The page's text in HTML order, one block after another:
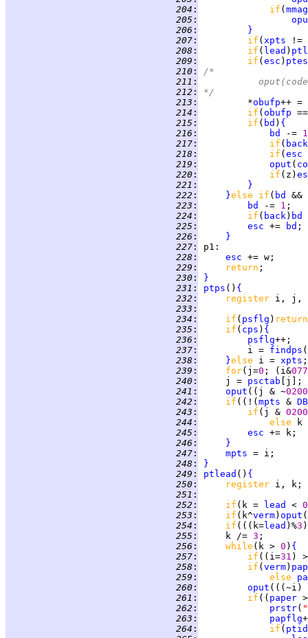
204 : if ( mmag
205 :
206 :
}
207 : if ( xpts !=
208 : if ( lead )
209 : if ( esc )
210 :
/*
211 :
212 :
*/
213 :
         *
obufp++ =
214 : if ( obufp
215 : if ( bd ) {
216 : bd -= 1
217 : if ( back
218 : if ( esc
219 : oput (
220 : if (z)
221 :
}
222 : }else if ( bd
223 : bd -= 1
224 : if ( back ) bd
225 : esc += bd
226 :
}
227 : p1
228 : esc
229 : return
230 :
}
231 : ptps () {
232 :
register
233 :
234 : if ( psflg ) return
235 : if ( cps ) {
236 : psflg
237 :
         i =
findps (
238 : }else i = xpts
239 : for(j=0 ; (i&077
240 :
     j =
psctab
241 : oput ((j & ~0200
242 : if ((!( mpts &
243 : if (j & 0200
244 : else
k
245 : esc
246 :
}
247 : mpts
248 :
}
249 : ptlead () {
250 : register
251 :
252 : if (k = lead < 0
253 : if (k^verm) oput (
254 : if (((k=lead )%3
255 :
     k /=
3
256 : while (k > 0 ) {
257 : if ((i=31
258 : if ( verm)
259 : else
260 : oput (((~i)
261 : if (( paper
262 : prstr(
263 :
papflg
264 : if ( ptid